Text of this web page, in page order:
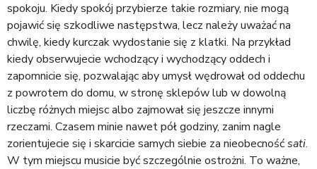
spokoju. Kiedy spokój przybierze takie rozmiary, nie mogą
pojawić się szkodliwe następstwa, lecz należy uważać na
chwilę, kiedy kurczak wydostanie się z klatki. Na przykład
kiedy obserwujecie wchodzący i wychodzący oddech i
zapomnicie się, pozwalając aby umysł wędrował od oddechu
z powrotem do domu, w stronę sklepów lub w dowolną
liczbę różnych miejsc albo zajmował się jeszcze innymi
rzeczami. Czasem minie nawet pół godziny, zanim nagle
zorientujecie się i skarcicie samych siebie za nieobecnośćsati.
W tym miejscu musicie być szczególnie ostrożni. To ważne,